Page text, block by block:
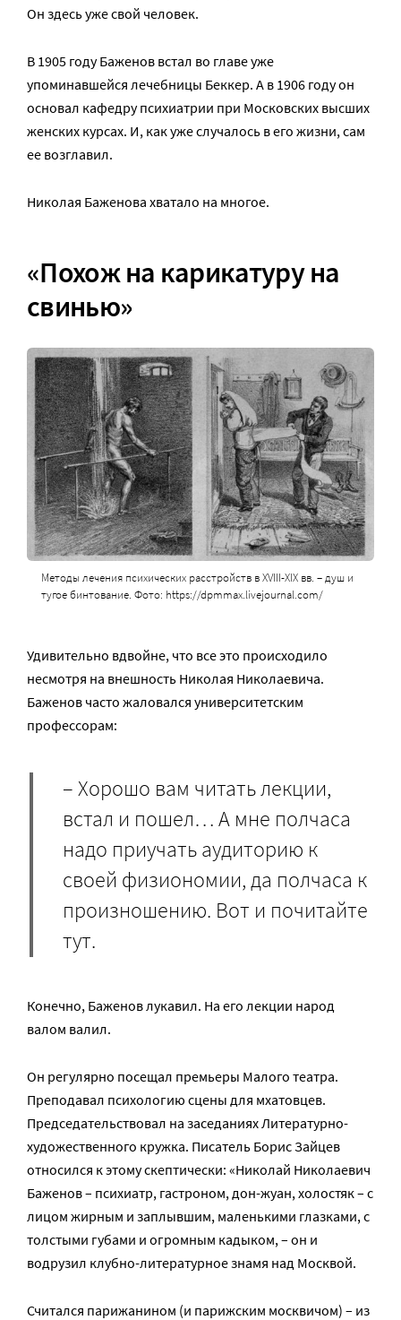
Он здесь уже свой человек.
В 1905 году Баженов встал во главе уже
упоминавшейся лечебницы Беккер. А в 1906 году он
основал кафедру психиатрии при Московских высших
женских курсах. И, как уже случалось в его жизни, сам
ее возглавил.
Николая Баженова хватало на многое.
«Похож на карикатуру на
свинью»
Методы лечения психических расстройств в XVIII-XIX вв. – душ и
тугое бинтование. Фото: https://dpmmax.livejournal.com/
Удивительно вдвойне, что все это происходило
несмотря на внешность Николая Николаевича.
Баженов часто жаловался университетским
профессорам:
– Хорошо вам читать лекции,
встал и пошел… А мне полчаса
надо приучать аудиторию к
своей физиономии, да полчаса к
произношению. Вот и почитайте
тут.
Конечно, Баженов лукавил. На его лекции народ
валом валил.
Он регулярно посещал премьеры Малого театра.
Преподавал психологию сцены для мхатовцев.
Председательствовал на заседаниях Литературно-
художественного кружка. Писатель Борис Зайцев
относился к этому скептически: «Николай Николаевич
Баженов – психиатр, гастроном, дон-жуан, холостяк – с
лицом жирным и заплывшим, маленькими глазками, с
толстыми губами и огромным кадыком, – он и
водрузил клубно-литературное знамя над Москвой.
Считался парижанином (и парижским москвичом) – из